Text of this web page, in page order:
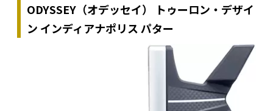
ODYSSEY（オデッセイ） トゥーロン・デザイ
ン インディアナポリス パター